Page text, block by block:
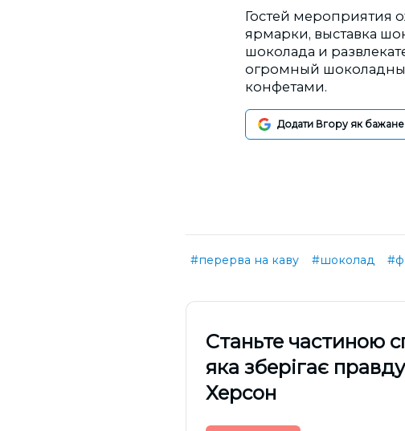
Гостей мероприятия
ярмарки, выставка
шоколада и
огромный
конфетами.
Додати Вгору як
#перерва на каву #шоколад
Cтаньте частиною
яка зберігає
Херсон